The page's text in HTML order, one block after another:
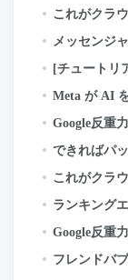
これがクラウドラン
メッセンジャ
[チュートリアル] エージェントからAPIへ:
Meta が AI を使用して大規模
Google反重力: 新しいエージェン
できればパッチを当ててください:
これがクラウドランです:
ランキングエンジニアエージェント
Google反重力 + MCPサーバー: プロ
フレンドバブル: